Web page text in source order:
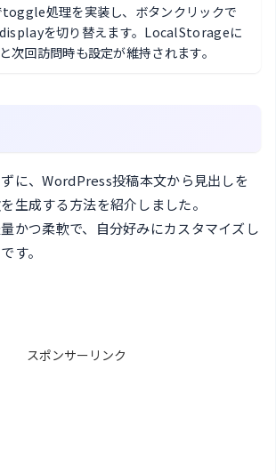
処理を実装し、ボタンクリックで
を切り替えます。LocalStorageに
次回訪問時も設定が維持されます。
に、WordPress投稿本文から見出しを
生成する方法を紹介しました。
かつ柔軟で、自分好みにカスタマイズし
す。
スポンサーリンク